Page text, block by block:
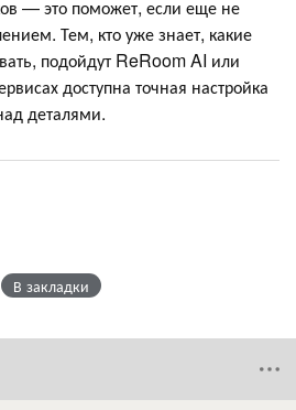
— это поможет, если еще не
Тем, кто уже знает, какие
подойдут ReRoom AI или
доступна точная настройка
деталями.
В закладки